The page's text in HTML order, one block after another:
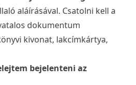
aláírásával. Csatolni kell a
dokumentum
kivonat, lakcímkártya,
bejelenteni az